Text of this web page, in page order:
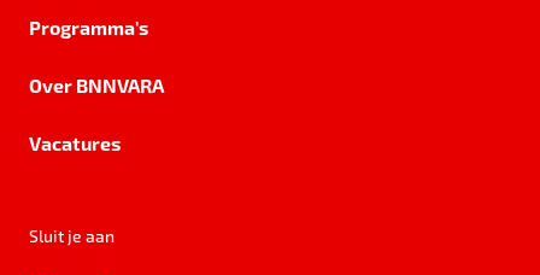
Programma's
Over BNNVARA
Vacatures
Sluit je aan